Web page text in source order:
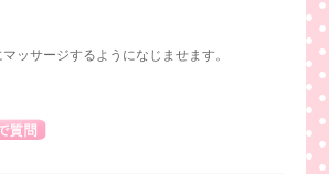
ッサージするようになじませます。